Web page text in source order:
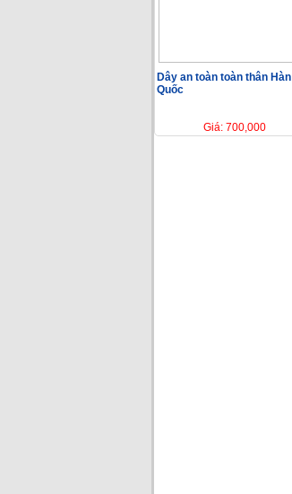
Dây an toàn toàn thân Hàn
Quốc
Giá: 700,000